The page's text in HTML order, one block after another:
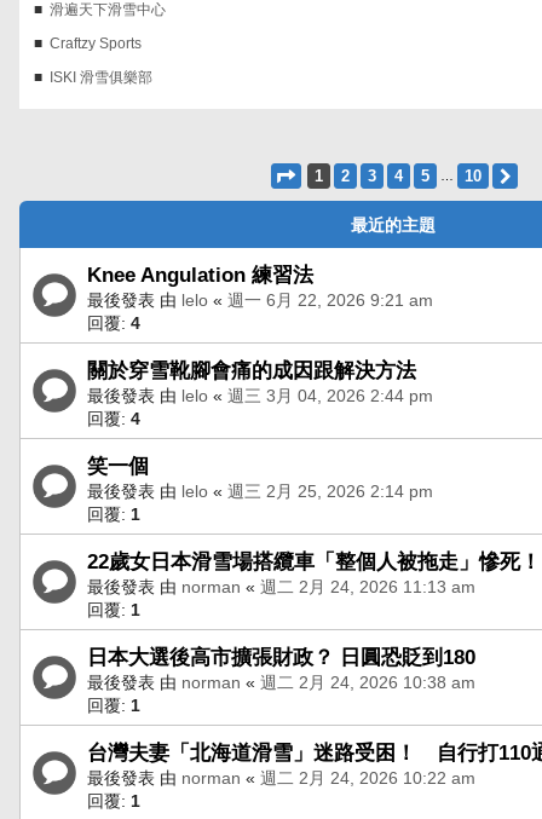
第1 頁 (共 頁)
1 2 3 4 5 10
最近的主題
Knee Angulation 練習法
最後發表 由 lelo « 週一 6月 22, 2026 9:21 am
回覆: 4
關於穿雪靴腳會痛的成因跟解決方法
最後發表 由 lelo « 週三 3月 04, 2026 2:44 pm
回覆: 4
笑一個
最後發表 由 lelo « 週三 2月 25, 2026 2:14 pm
回覆: 1
22歲女日本滑雪場搭纜車「整個人被拖走」慘死
最後發表 由 norman « 週二 2月 24, 2026 11:13 am
回覆: 1
日本大選後高市擴張財政？ 日圓恐貶到180
最後發表 由 norman « 週二 2月 24, 2026 10:38 am
回覆: 1
台灣夫妻「北海道滑雪」迷路受困！ 自行打110
最後發表 由 norman « 週二 2月 24, 2026 10:22 am
回覆: 1
滑遍天下滑雪中心
Craftzy Sports
ISKI 滑雪俱樂部